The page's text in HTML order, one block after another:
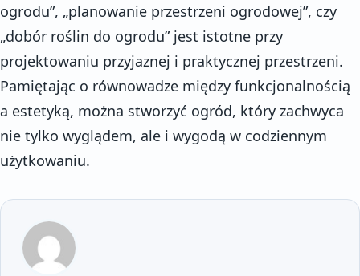
ogrodu”, „planowanie przestrzeni ogrodowej”, czy
„dobór roślin do ogrodu” jest istotne przy
projektowaniu przyjaznej i praktycznej przestrzeni.
Pamiętając o równowadze między funkcjonalnością
a estetyką, można stworzyć ogród, który zachwyca
nie tylko wyglądem, ale i wygodą w codziennym
użytkowaniu.